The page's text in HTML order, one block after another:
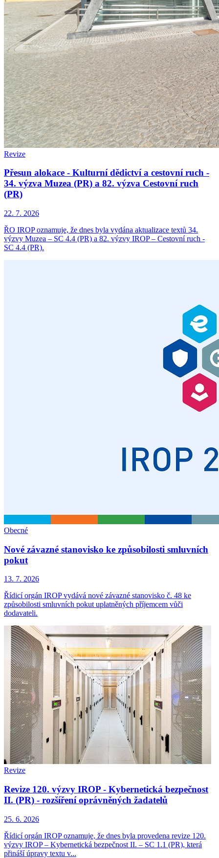
Revize
Přesun alokace - Kulturní dědictví a cestovní ruch -
34. výzva Muzea (PR) a 82. výzva Cestovní ruch
(PR)
22. 7. 2026
ŘO IROP oznamuje, že dnes byla vydána aktualizace textů 34.
výzvy Muzea – SC 4.4 (PR) a 82. výzvy IROP – Cestovní ruch -
SC 4.4 (PR).
Obecné
Nové závazné stanovisko ke způsobilosti smluvních
pokut
13. 7. 2026
Řídicí orgán IROP vydává nové závazné stanovisko č. 48 ke
způsobilosti smluvních pokut uplatněných příjemcem vůči
dodavateli.
Revize
Revize 120. výzvy IROP - Kybernetická bezpečnost
II. (PR) - rozšíření oprávněných žadatelů
25. 6. 2026
Řídicí orgán IROP oznamuje, že dnes byla provedena revize 120.
výzvy IROP – Kybernetická bezpečnost II. – SC 1.1 (PR), která
přináší úpravy textu v...